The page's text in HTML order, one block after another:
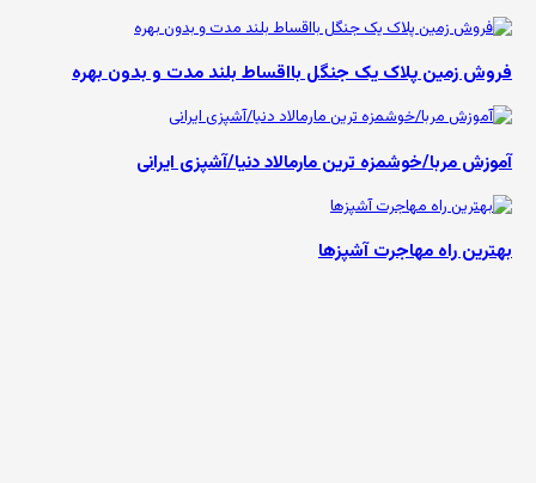
فروش زمین پلاک یک جنگل بااقساط بلند مدت و بدون بهره
آموزش مربا/خوشمزه ترین مارمالاد دنیا/آشپزی ایرانی
بهترین راه مهاجرت آشپزها